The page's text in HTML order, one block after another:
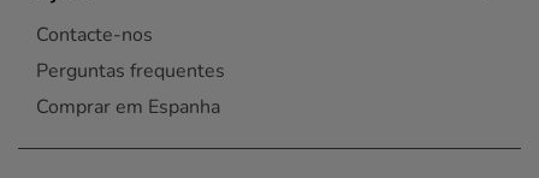
Contacte-nos
Perguntas frequentes
Comprar em Espanha